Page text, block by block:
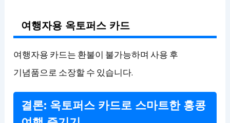
여행자용 옥토퍼스 카드
여행자용 카드는 환불이 불가능하며 사용 후
기념품으로 소장할 수 있습니다.
결론: 옥토퍼스 카드로 스마트한 홍콩